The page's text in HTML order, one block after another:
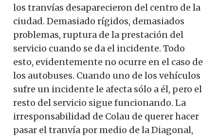
los tranvías desaparecieron del centro de la
ciudad. Demasiado rígidos, demasiados
problemas, ruptura de la prestación del
servicio cuando se da el incidente. Todo
esto, evidentemente no ocurre en el caso de
los autobuses. Cuando uno de los vehículos
sufre un incidente le afecta sólo a él, pero el
resto del servicio sigue funcionando. La
irresponsabilidad de Colau de querer hacer
pasar el tranvía por medio de la Diagonal,